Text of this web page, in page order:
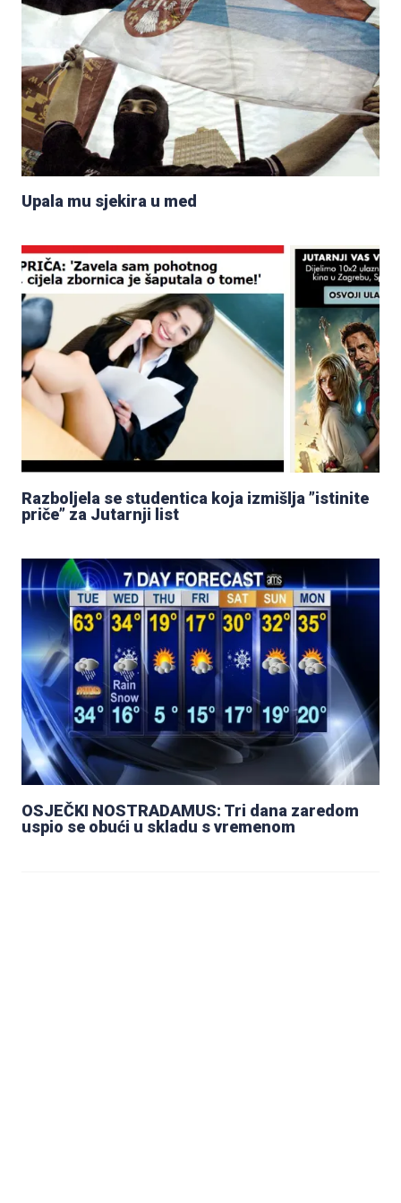
Upala mu sjekira u med
Razboljela se studentica koja izmišlja ”istinite
priče” za Jutarnji list
OSJEČKI NOSTRADAMUS: Tri dana zaredom
uspio se obući u skladu s vremenom